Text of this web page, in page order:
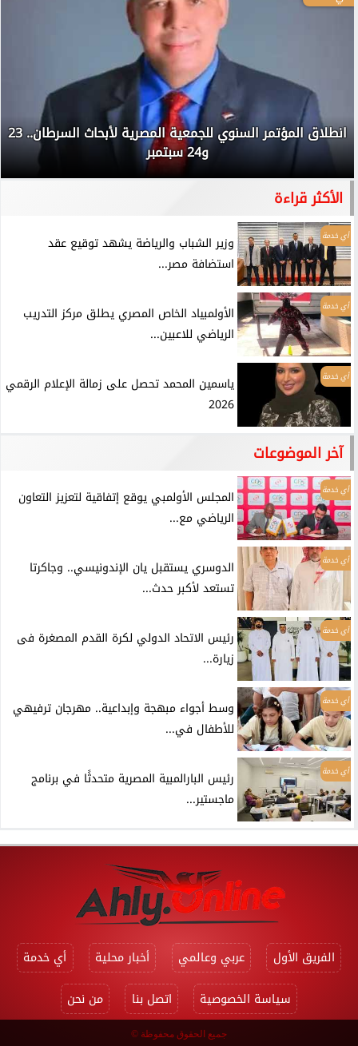
انطلاق المؤتمر السنوي للجمعية المصرية لأبحاث السرطان.. 23
و24 سبتمبر
الأكثر قراءة
أي خدمة
وزير الشباب والرياضة يشهد توقيع عقد
استضافة مصر...
أي خدمة
الأولمبياد الخاص المصري يطلق مركز التدريب
الرياضي للاعبين...
أي خدمة
ياسمين المحمد تحصل على زمالة الإعلام الرقمي
2026
آخر الموضوعات
أي خدمة
المجلس الأولمبي يوقع إتفاقية لتعزيز التعاون
الرياضي مع...
أي خدمة
الدوسري يستقبل يان الإندونيسي.. وجاكرتا
تستعد لأكبر حدث...
أي خدمة
رئيس الاتحاد الدولي لكرة القدم المصغرة فى
زيارة...
أي خدمة
وسط أجواء مبهجة وإبداعية.. مهرجان ترفيهي
للأطفال في...
أي خدمة
رئيس البارالمبية المصرية متحدثًا في برنامج
ماجستير...
الفريق الأول عربي وعالمي أخبار محلية
أي خدمة
سياسة الخصوصية
اتصل بنا من نحن
جميع الحقوق محفوظة ©